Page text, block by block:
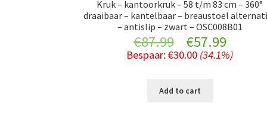
Kruk – kantoorkruk – 58 t/m 83 cm – 360°
draaibaar – kantelbaar – breaustoel
– antislip – zwart – OSC008B01
€87.99
Original
price
was:
€57.99
price
Bespaar:€30.00 (34.1%)
Add to cart